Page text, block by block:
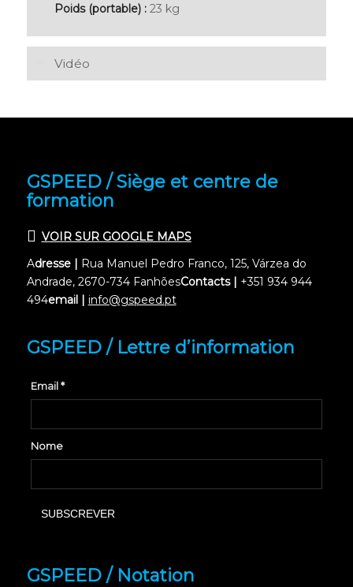
Poids (portable) :23 kg
Vidéo
GSPEED / Siège et centre de
formation
VOIR SUR GOOGLE MAPS
Adresse |
Rua Manuel Pedro Franco, 125, Várzea do
Andrade, 2670-734 FanhõesContacts |
+351 934 944
494email | info@gspeed.pt
GSPEED / Lettre d’information
Email *
Nome
GSPEED / Notation